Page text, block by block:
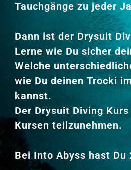
Tauchgänge zu jeder
Dann ist der Drysuit
Lerne wie Du sicher
Welche
wie Du deinen Trocki
kannst.
Der Drysuit Diving
Kursen teilzunehmen.
Bei Into Abyss hast Du